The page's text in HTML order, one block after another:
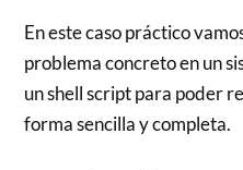
En este caso práctico
problema concreto en un
un shell script para poder
forma sencilla y completa.